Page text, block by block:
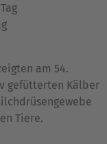
am 54.
gefütterten Kälber
Tiere.